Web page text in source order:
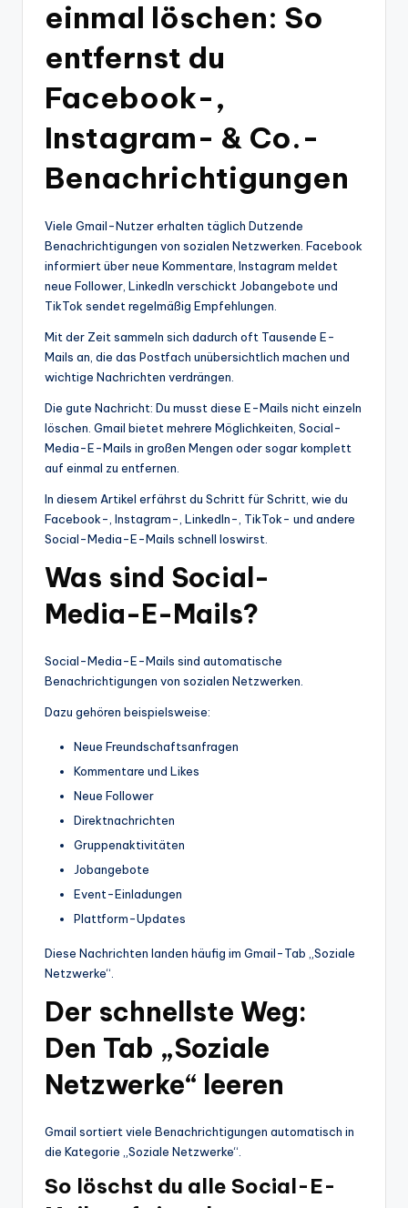
einmal löschen: So
entfernst du
Facebook-,
Instagram- & Co.-
Benachrichtigungen
Viele Gmail-Nutzer erhalten täglich Dutzende
Benachrichtigungen von sozialen Netzwerken. Facebook
informiert über neue Kommentare, Instagram meldet
neue Follower, LinkedIn verschickt Jobangebote und
TikTok sendet regelmäßig Empfehlungen.
Mit der Zeit sammeln sich dadurch oft Tausende E-
Mails an, die das Postfach unübersichtlich machen und
wichtige Nachrichten verdrängen.
Die gute Nachricht: Du musst diese E-Mails nicht einzeln
löschen. Gmail bietet mehrere Möglichkeiten, Social-
Media-E-Mails in großen Mengen oder sogar komplett
auf einmal zu entfernen.
In diesem Artikel erfährst du Schritt für Schritt, wie du
Facebook-, Instagram-, LinkedIn-, TikTok- und andere
Social-Media-E-Mails schnell loswirst.
Was sind Social-
Media-E-Mails?
Social-Media-E-Mails sind automatische
Benachrichtigungen von sozialen Netzwerken.
Dazu gehören beispielsweise:
Neue Freundschaftsanfragen
Kommentare und Likes
Neue Follower
Direktnachrichten
Gruppenaktivitäten
Jobangebote
Event-Einladungen
Plattform-Updates
Diese Nachrichten landen häufig im Gmail-Tab „Soziale
Netzwerke“.
Der schnellste Weg:
Den Tab „Soziale
Netzwerke“ leeren
Gmail sortiert viele Benachrichtigungen automatisch in
die Kategorie „Soziale Netzwerke“.
So löschst du alle Social-E-